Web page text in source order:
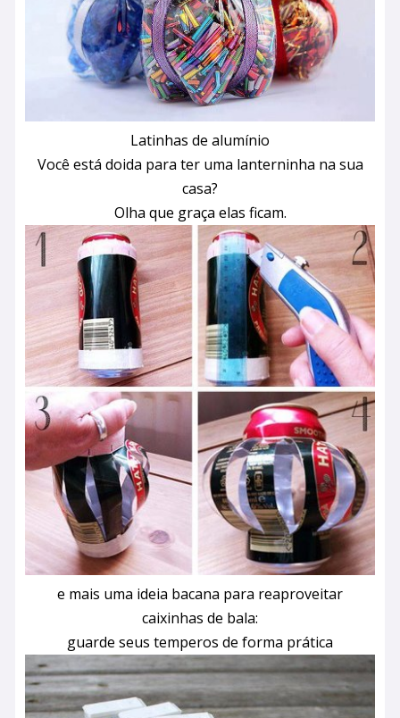
Latinhas de alumínio
Você está doida para ter uma lanterninha na sua
casa?
Olha que graça elas ficam.
e mais uma ideia bacana para reaproveitar
caixinhas de bala:
guarde seus temperos de forma prática